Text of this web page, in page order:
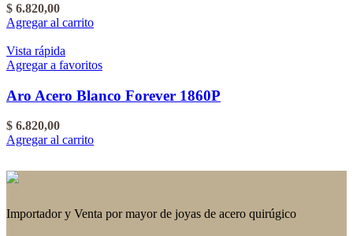
$ 6.820,00
Agregar al carrito
Vista rápida
Agregar a favoritos
Aro Acero Blanco Forever 1860P
$ 6.820,00
Agregar al carrito
Importador y Venta por mayor de joyas de acero quirúgico